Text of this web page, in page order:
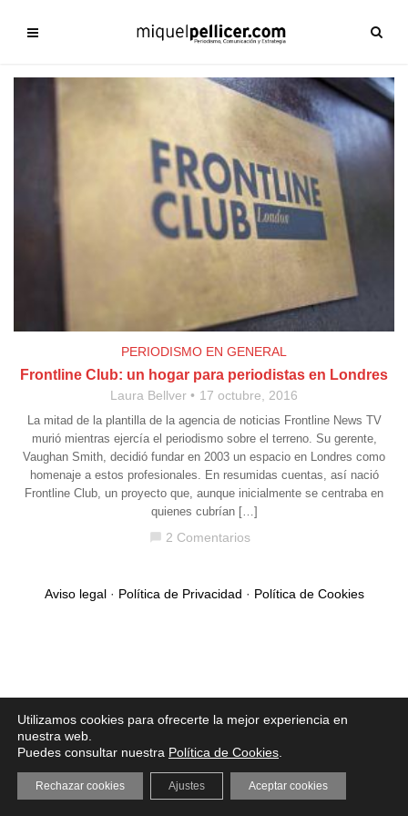
PERIODISMO EN GENERAL
Frontline Club: un hogar para periodistas en Londres
Laura Bellver 17 octubre, 2016
La mitad de la plantilla de la agencia de noticias Frontline News TV
murió mientras ejercía el periodismo sobre el terreno. Su gerente,
Vaughan Smith, decidió fundar en 2003 un espacio en Londres como
homenaje a estos profesionales. En resumidas cuentas, así nació
Frontline Club, un proyecto que, aunque inicialmente se centraba en
quienes cubrían […]
2 Comentarios
Aviso legal· Política de Privacidad · Política de Cookies
Utilizamos cookies para ofrecerte la mejor experiencia en
nuestra web.
Puedes consultar nuestra Política de Cookies
Aceptar cookies
Rechazar cookies Ajustes